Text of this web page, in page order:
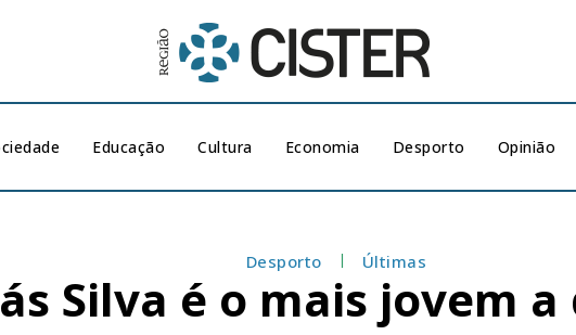
Educação Cultura Economia Desporto Opinião
Desporto Últimas
Silva é o mais jovem